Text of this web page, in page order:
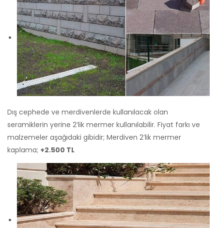
Dış cephede ve merdivenlerde kullanılacak olan
seramiklerin yerine 2’lik mermer kullanılabilir. Fiyat farkı ve
malzemeler aşağıdaki gibidir; Merdiven 2’lik mermer
kaplama; +2.500 TL